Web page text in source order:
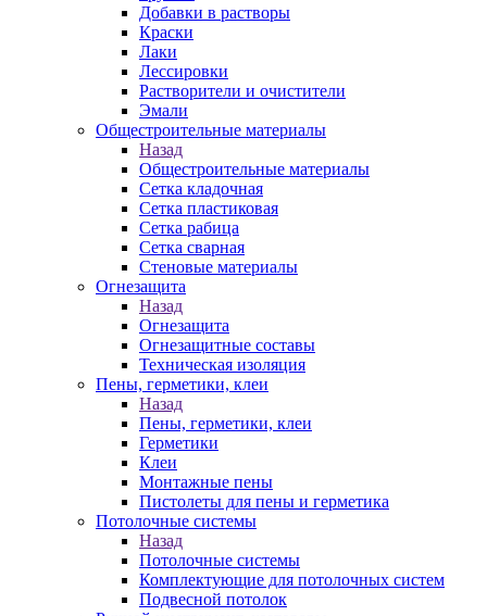
Добавки в растворы
Краски
Лаки
Лессировки
Растворители и очистители
Эмали
Общестроительные материалы
Назад
Общестроительные материалы
Сетка кладочная
Сетка пластиковая
Сетка рабица
Сетка сварная
Стеновые материалы
Огнезащита
Назад
Огнезащита
Огнезащитные составы
Техническая изоляция
Пены, герметики, клеи
Назад
Пены, герметики, клеи
Герметики
Клеи
Монтажные пены
Пистолеты для пены и герметика
Потолочные системы
Назад
Потолочные системы
Комплектующие для потолочных систем
Подвесной потолок